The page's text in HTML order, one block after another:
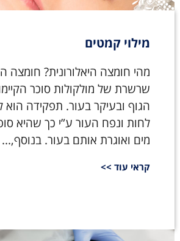
מילוי קמטים
מהי חומצה היאלורונית? חומצה
שרשרת של מולקולות סוכר
הגוף ובעיקר בעור. תפקידה
לחות ונפח העור ע”י כך שהיא
מים ואוגרת אותם בעור. בנוסף,...
קראי עוד >>